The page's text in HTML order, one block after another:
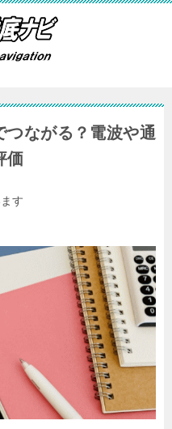
つながる？電波や通
価
す